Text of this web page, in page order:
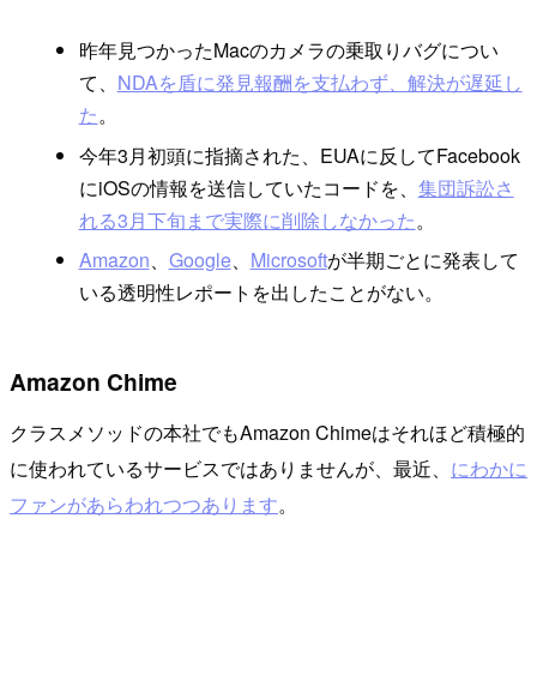
昨年見つかったMacのカメラの乗取りバグについ
て、 NDAを盾に発見報酬を支払わず、解決が遅延し
た。
今年3月初頭に指摘された、EUAに反してFacebook
にiOSの情報を送信していたコードを、 集団訴訟さ
れる3月下旬まで実際に削除しなかった。
Amazon、 Google、 Microsoftが半期ごとに発表して
いる透明性レポートを出したことがない。
Amazon Chime
クラスメソッドの本社でもAmazon Chimeはそれほど積極的
に使われているサービスではありませんが、最近、 にわかに
ファンがあらわれつつあります。